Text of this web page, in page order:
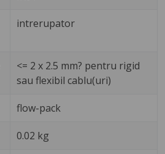
intrerupator
<= 2 x 2.5 mm? pentru rigid
sau flexibil cablu(uri)
flow-pack
0.02 kg